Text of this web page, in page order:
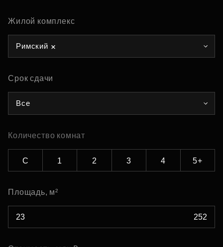
Жилой комплекс
Римский
Срок сдачи
Все
Количество комнат
С 1 2 3 4 5+
Площадь, м²